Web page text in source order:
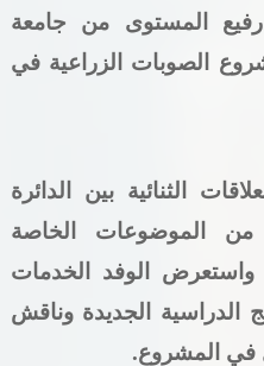
المستوى من جامعة
الصوبات الزراعية في
الثنائية بين الدائرة
من الموضوعات الخاصة
واستعرض الوفد الخدمات
الدراسية الجديدة وناقش
في المشروع.